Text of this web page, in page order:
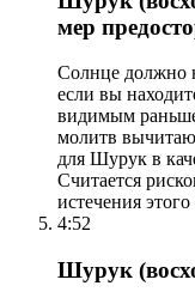
мер
Солнце должно
если вы
видимым
молитв
для Шурук в
Считается
истечения
4:52
Шурук